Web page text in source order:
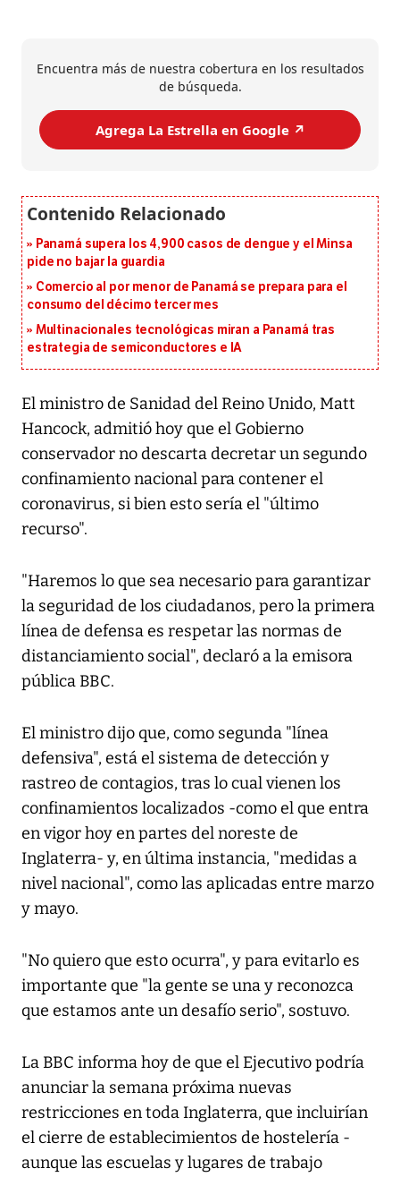
Encuentra más de nuestra cobertura en los resultados
de búsqueda.
Agrega La Estrella en Google ↗️
Panamá supera los 4,900 casos de dengue y el Minsa
pide no bajar la guardia
Comercio al por menor de Panamá se prepara para el
consumo del décimo tercer mes
Multinacionales tecnológicas miran a Panamá tras
estrategia de semiconductores e IA
El ministro de Sanidad del Reino Unido, Matt
Hancock, admitió hoy que el Gobierno
conservador no descarta decretar un segundo
confinamiento nacional para contener el
coronavirus, si bien esto sería el "último
recurso".
"Haremos lo que sea necesario para garantizar
la seguridad de los ciudadanos, pero la primera
línea de defensa es respetar las normas de
distanciamiento social", declaró a la emisora
pública BBC.
El ministro dijo que, como segunda "línea
defensiva", está el sistema de detección y
rastreo de contagios, tras lo cual vienen los
confinamientos localizados -como el que entra
en vigor hoy en partes del noreste de
Inglaterra- y, en última instancia, "medidas a
nivel nacional", como las aplicadas entre marzo
y mayo.
"No quiero que esto ocurra", y para evitarlo es
importante que "la gente se una y reconozca
que estamos ante un desafío serio", sostuvo.
La BBC informa hoy de que el Ejecutivo podría
anunciar la semana próxima nuevas
restricciones en toda Inglaterra, que incluirían
el cierre de establecimientos de hostelería -
aunque las escuelas y lugares de trabajo